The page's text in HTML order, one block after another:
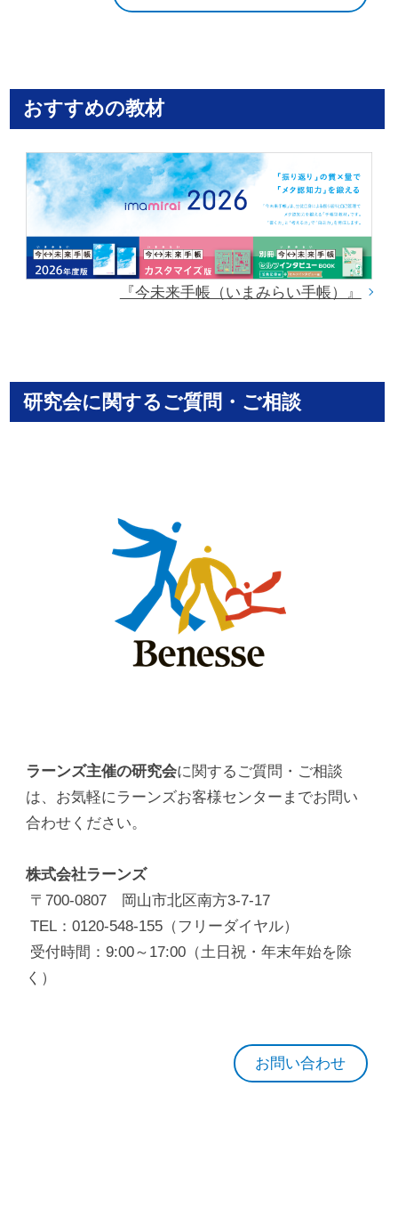
おすすめの教材
『今未来手帳（いまみらい手帳）』
研究会に関するご質問・ご相談
ラーンズ主催の研究会に関するご質問・ご相談
は、お気軽にラーンズお客様センターまでお問い
合わせください。
株式会社ラーンズ
〒700-0807 岡山市北区南方3-7-17
TEL：0120-548-155（フリーダイヤル）
受付時間：9:00～17:00（土日祝・年末年始を除
く）
お問い合わせ